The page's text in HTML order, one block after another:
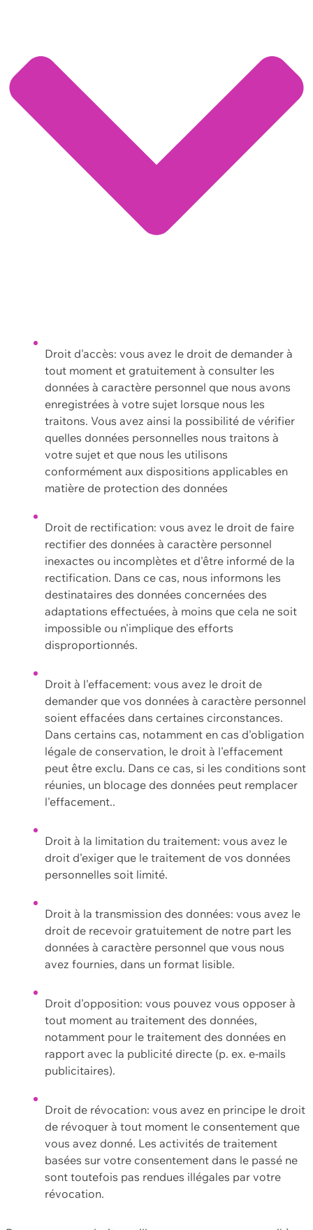
Droit d'accès: vous avez le droit de demander à
tout moment et gratuitement à consulter les
données à caractère personnel que nous avons
enregistrées à votre sujet lorsque nous les
traitons. Vous avez ainsi la possibilité de vérifier
quelles données personnelles nous traitons à
votre sujet et que nous les utilisons
conformément aux dispositions applicables en
matière de protection des données
Droit de rectification: vous avez le droit de faire
rectifier des données à caractère personnel
inexactes ou incomplètes et d'être informé de la
rectification. Dans ce cas, nous informons les
destinataires des données concernées des
adaptations effectuées, à moins que cela ne soit
impossible ou n'implique des efforts
disproportionnés.
Droit à l'effacement: vous avez le droit de
demander que vos données à caractère personnel
soient effacées dans certaines circonstances.
Dans certains cas, notamment en cas d'obligation
légale de conservation, le droit à l'effacement
peut être exclu. Dans ce cas, si les conditions sont
réunies, un blocage des données peut remplacer
l'effacement..
Droit à la limitation du traitement: vous avez le
droit d'exiger que le traitement de vos données
personnelles soit limité.
Droit à la transmission des données: vous avez le
droit de recevoir gratuitement de notre part les
données à caractère personnel que vous nous
avez fournies, dans un format lisible.
Droit d'opposition: vous pouvez vous opposer à
tout moment au traitement des données,
notamment pour le traitement des données en
rapport avec la publicité directe (p. ex. e-mails
publicitaires).
Droit de révocation: vous avez en principe le droit
de révoquer à tout moment le consentement que
vous avez donné. Les activités de traitement
basées sur votre consentement dans le passé ne
sont toutefois pas rendues illégales par votre
révocation.